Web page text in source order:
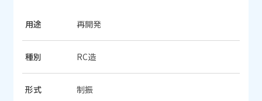
用途 再開発
種別 RC造
形式 制振